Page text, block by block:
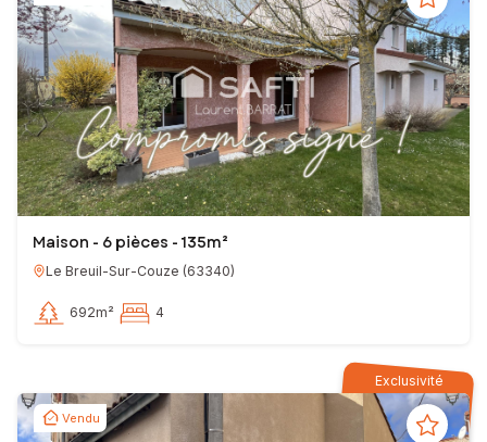
Maison - 6 pièces - 135m²
Le Breuil-Sur-Couze (63340)
692m² 4
Exclusivité
Vendu